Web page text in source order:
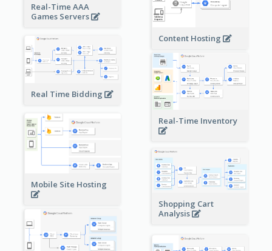
Real-Time AAA
Games Servers
Content Hosting
Real Time Bidding
Real-Time Inventory
Mobile Site Hosting
Shopping Cart
Analysis